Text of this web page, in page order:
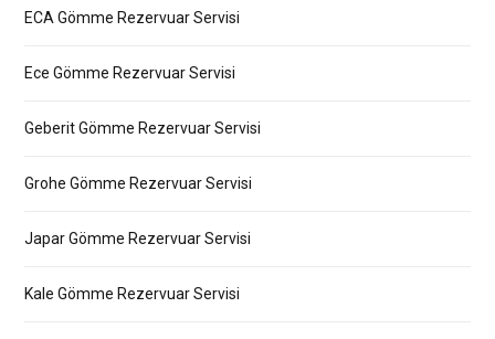
ECA Gömme Rezervuar Servisi
Ece Gömme Rezervuar Servisi
Geberit Gömme Rezervuar Servisi
Grohe Gömme Rezervuar Servisi
Japar Gömme Rezervuar Servisi
Kale Gömme Rezervuar Servisi